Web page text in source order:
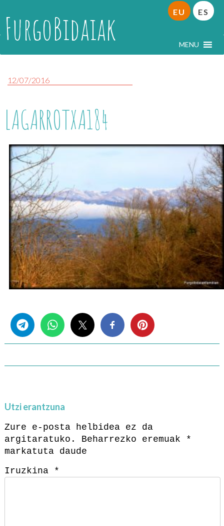
FurgoBidaiak MENU
EU ES
12/07/2016
LAGARROTXA184
Utzi erantzuna
Zure e-posta helbidea ez da
argitaratuko.
Beharrezko eremuak
*
markatuta daude
Iruzkina
*